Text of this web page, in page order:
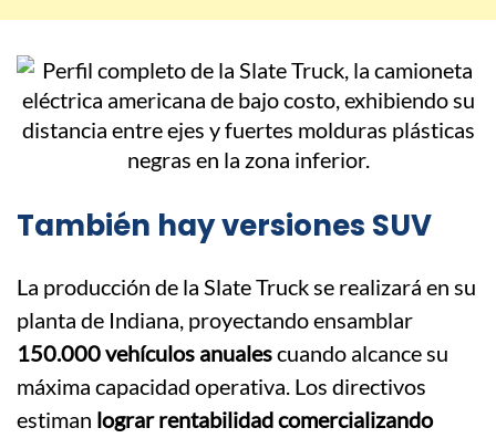
También hay versiones SUV
La producción de la Slate Truck se realizará en su
planta de Indiana, proyectando ensamblar
150.000 vehículos anualescuando alcance su
máxima capacidad operativa. Los directivos
estiman lograr rentabilidad comercializando